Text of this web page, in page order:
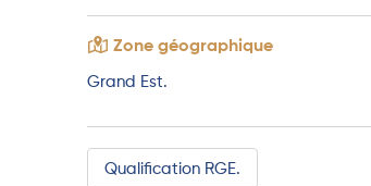
Zone géographique
Grand Est.
Qualification RGE.